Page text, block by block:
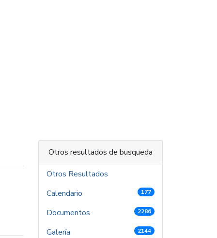
Otros resultados de busqueda
Otros Resultados
Calendario
177
Documentos 2286
Galería 2144